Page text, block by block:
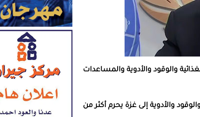
والوقود والأدوية والمساعدات
والأدوية إلى غزة يحرم أكثر من